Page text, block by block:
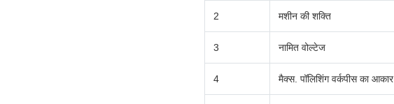
2 मशीन की शक्ति
3 नामित वोल्टेज
4 मैक्स. पॉलिशिंग वर्कपीस का आकार